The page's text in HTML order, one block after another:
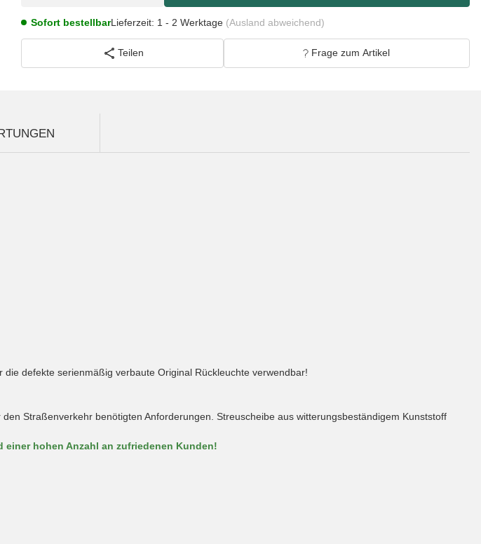
Sofort bestellbarLieferzeit: 1 - 2 Werktage (Ausland abweichend)
Teilen Frage zum Artikel
defekte serienmäßig verbaute Original Rückleuchte verwendbar!
Straßenverkehr benötigten Anforderungen. Streuscheibe aus witterungsbeständigem Kunststoff
einer hohen Anzahl an zufriedenen Kunden!